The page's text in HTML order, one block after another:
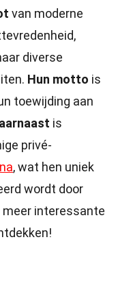
van moderne
diverse
Hun motto is
toewijding aan
is
privé-
, wat hen uniek
wordt door
meer interessante